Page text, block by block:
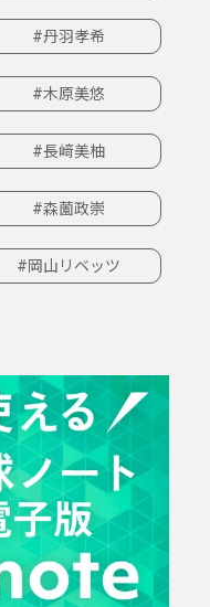
#丹羽孝希
#木原美悠
#長﨑美柚
#森薗政崇
#岡山リベッツ